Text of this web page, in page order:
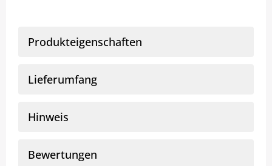
Produkteigenschaften
Lieferumfang
Hinweis
Bewertungen